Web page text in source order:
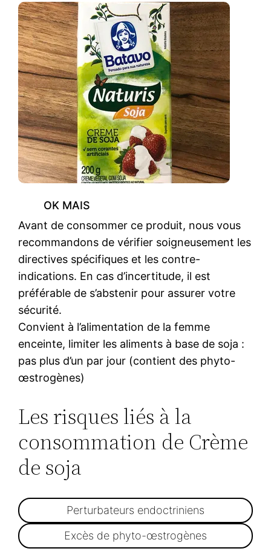
OK MAIS
Avant de consommer ce produit, nous vous
recommandons de vérifier soigneusement les
directives spécifiques et les contre-
indications. En cas d’incertitude, il est
préférable de s’abstenir pour assurer votre
sécurité.
Convient à l’alimentation de la femme
enceinte, limiter les aliments à base de soja :
pas plus d’un par jour (contient des phyto-
œstrogènes)
Les risques liés à la
consommation de Crème
de soja
Perturbateurs endoctriniens
Excès de phyto-œstrogènes